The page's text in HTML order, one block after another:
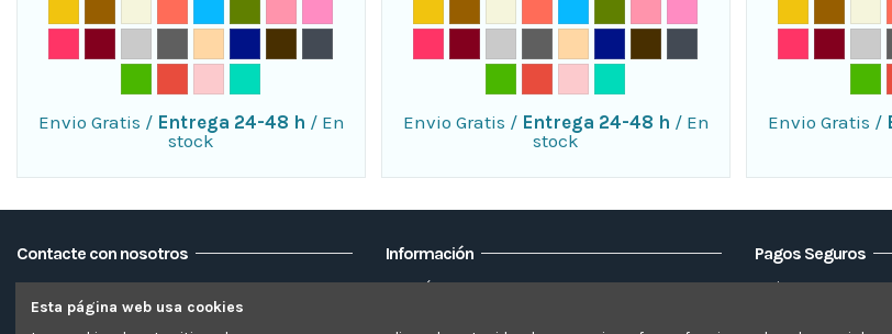
Envio Gratis / Entrega 24-48 h / En
stock
Envio Gratis / Entrega 24-48 h / En
stock
Envio Gratis /
Contacte con nosotros
CSPE TEXTILE GLOBAL SOLUTIONS SL
C/Trama 12, 46870
Información
Envío
Pagos Seguros
Visa
Esta página web usa cookies